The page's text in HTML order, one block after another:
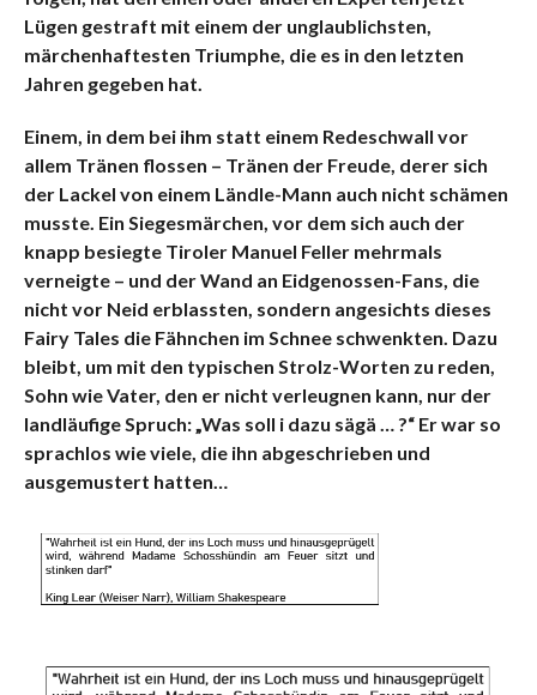
Lügen gestraft mit einem der unglaublichsten,
märchenhaftesten Triumphe, die es in den letzten
Jahren gegeben hat.
Einem, in dem bei ihm statt einem Redeschwall vor
allem Tränen flossen – Tränen der Freude, derer sich
der Lackel von einem Ländle-Mann auch nicht schämen
musste. Ein Siegesmärchen, vor dem sich auch der
knapp besiegte Tiroler Manuel Feller mehrmals
verneigte – und der Wand an Eidgenossen-Fans, die
nicht vor Neid erblassten, sondern angesichts dieses
Fairy Tales die Fähnchen im Schnee schwenkten. Dazu
bleibt, um mit den typischen Strolz-Worten zu reden,
Sohn wie Vater, den er nicht verleugnen kann, nur der
landläufige Spruch: „Was soll i dazu sägä … ?“ Er war so
sprachlos wie viele, die ihn abgeschrieben und
ausgemustert hatten…